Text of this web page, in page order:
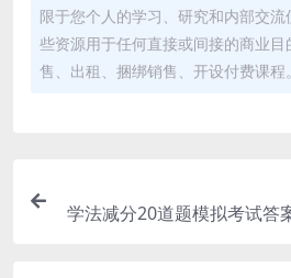
限于您个人的学习、研究和内部交
些资源用于任何直接或间接的商业目
售、出租、捆绑销售、开设付费课程。
学法减分20道题模拟考试答